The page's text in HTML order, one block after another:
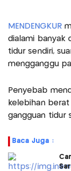
MENDENGKUR
dialami banyak
tidur sendiri,
mengganggu
Penyebab
kelebihan
gangguan tidur
Baca Juga :